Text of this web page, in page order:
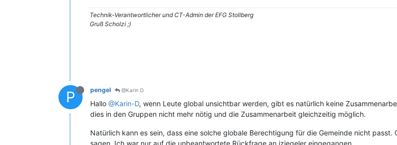
Technik-Verantwortlicher und CT-Admin der EFG Stollberg
Gruß Scholzi ;)
P pengel @Karin D
Hallo @Karin-D, wenn Leute global unsichtbar werden, gibt es natürlich keine
dies in den Gruppen nicht mehr nötig und die Zusammenarbeit gleichzeitig möglich.
Natürlich kann es sein, dass eine solche globale Berechtigung für die Gemeinde nicht
sagen. Ich war nur auf die unbeantwortete Rückfrage an jziegeler eingegangen.